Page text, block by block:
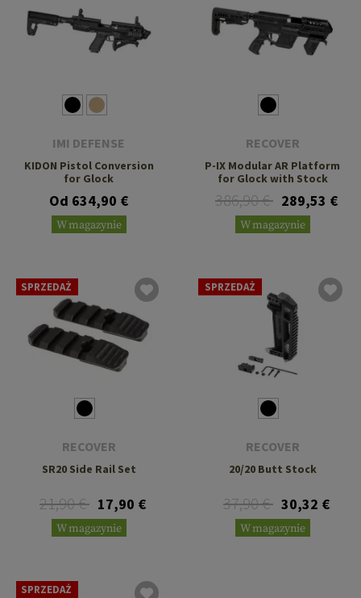
IMI DEFENSE
KIDON Pistol Conversion
for Glock
Od 634,90 €
W magazynie
RECOVER
P-IX Modular AR Platform
for Glock with Stock
386,90 € 289,53 €
W magazynie
SPRZEDAŻ
RECOVER
SR20 Side Rail Set
21,90 € 17,90 €
W magazynie
SPRZEDAŻ
RECOVER
20/20 Butt Stock
37,90 € 30,32 €
W magazynie
SPRZEDAŻ